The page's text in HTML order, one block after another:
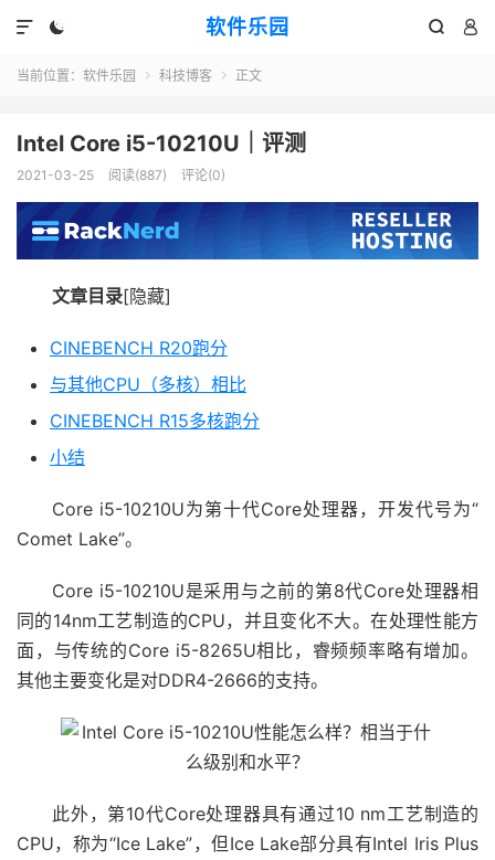
软件乐园 
 

当前位置： 软件乐园  科技博客  正文
Intel Core i5-10210U｜评测
2021-03-25 阅读(887) 评论(0)
文章目录[隐藏]
CINEBENCH R20跑分
与其他CPU（多核）相比
CINEBENCH R15多核跑分
小结
Core i5-10210U为第十代Core处理器，开发代号为“
Comet Lake”。
Core i5-10210U是采用与之前的第8代Core处理器相
同的14nm工艺制造的CPU，并且变化不大。在处理性能方
面，与传统的Core i5-8265U相比，睿频频率略有增加。
其他主要变化是对DDR4-2666的支持。
此外，第10代Core处理器具有通过10 nm工艺制造的
CPU，称为“Ice Lake”，但Ice Lake部分具有Intel Iris Plus